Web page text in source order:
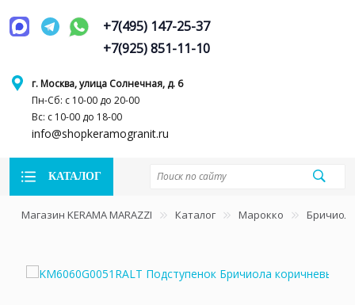
г. Москва, улица Солнечная, д. 6
Пн-Сб: с 10-00 до 20-00
Вс: с 10-00 до 18-00
info@shopkeramogranit.ru
+7(495) 147-25-37
+7(925) 851-11-10
КАТАЛОГ
Магазин KERAMA MARAZZI Каталог Марокко